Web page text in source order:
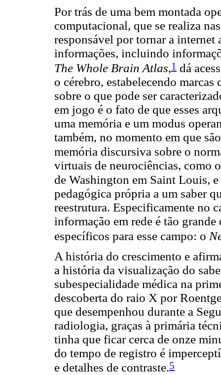
Por trás de uma bem montada
computacional, que se realiza
responsável por tornar a internet
informações, incluindo
The Whole Brain Atlas,1 dá
o cérebro, estabelecendo
sobre o que pode ser
em jogo é o fato de que esses
uma memória e um modus
também, no momento em que
memória discursiva sobre o
virtuais de neurociências, como
de Washington em Saint Louis,
pedagógica própria a um saber
reestrutura. Especificamente no
informação em rede é tão
específicos para esse campo: o
A história do crescimento e
a história da visualização do
subespecialidade médica na
descoberta do raio X por
que desempenhou durante a
radiologia, graças à primária
tinha que ficar cerca de onze
do tempo de registro é
e detalhes de contraste.5